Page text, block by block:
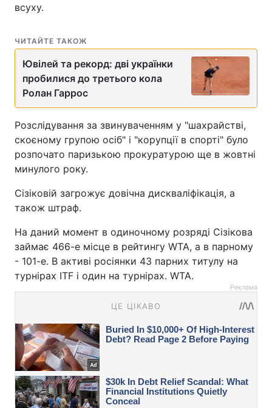
всуху.
ЧИТАЙТЕ ТАКОЖ
Ювілей та рекорд: дві українки
пробилися до третього кола
Ролан Гаррос
Розслідування за звинуваченням у "шахрайстві,
скоєному групою осіб" і "корупції в спорті" було
розпочато паризькою прокуратурою ще в жовтні
минулого року.
Сізіковій загрожує довічна дискваліфікація, а
також штраф.
На даний момент в одиночному розряді Сізікова
займає 466-е місце в рейтингу WTA, а в парному
- 101-е. В активі росіянки 43 парних титулу на
турнірах ITF і один на турнірах. WTA.
Реклама